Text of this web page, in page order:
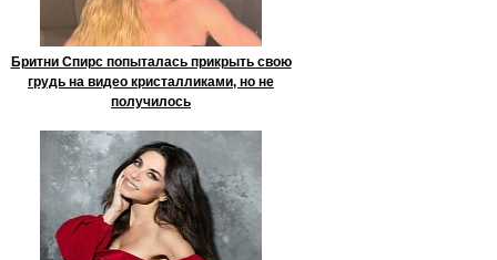
Бритни Спирс попыталась прикрыть свою
грудь на видео кристалликами, но не
получилось